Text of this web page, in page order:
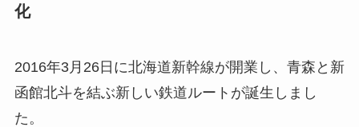
化
2016年3月26日に北海道新幹線が開業し、青森と新
函館北斗を結ぶ新しい鉄道ルートが誕生しまし
た。